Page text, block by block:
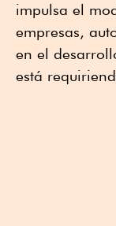
impulsa el
empresas,
en el
está